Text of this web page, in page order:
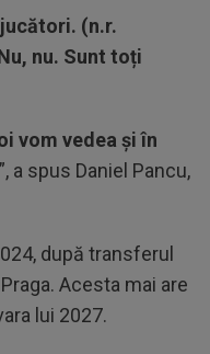
(n.r.
nu. Sunt toți
vom vedea și în
”, a spus Daniel Pancu,
după transferul
Acesta mai are
lui 2027.